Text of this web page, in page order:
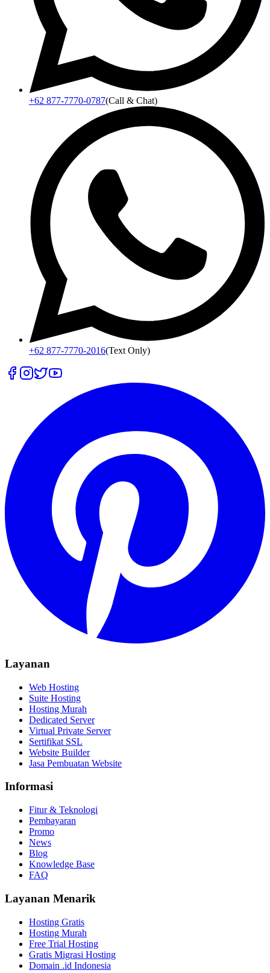
+62 877-7770-0787(Call & Chat)
+62 877-7770-2016(Text Only)
Layanan
Web Hosting
Suite Hosting
Hosting Murah
Dedicated Server
Virtual Private Server
Sertifikat SSL
Website Builder
Jasa Pembuatan Website
Informasi
Fitur & Teknologi
Pembayaran
Promo
News
Blog
Knowledge Base
FAQ
Layanan Menarik
Hosting Gratis
Hosting Murah
Free Trial Hosting
Gratis Migrasi Hosting
Domain .id Indonesia